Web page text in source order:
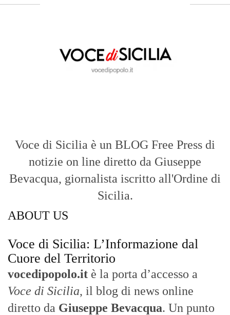
Voce di Sicilia è un BLOG Free Press di
notizie on line diretto da Giuseppe
Bevacqua, giornalista iscritto all'Ordine di
Sicilia.
ABOUT US
Voce di Sicilia: L’Informazione dal
Cuore del Territorio
vocedipopolo.it è la porta d’accesso a
Voce di Sicilia, il blog di news online
diretto da Giuseppe Bevacqua. Un punto